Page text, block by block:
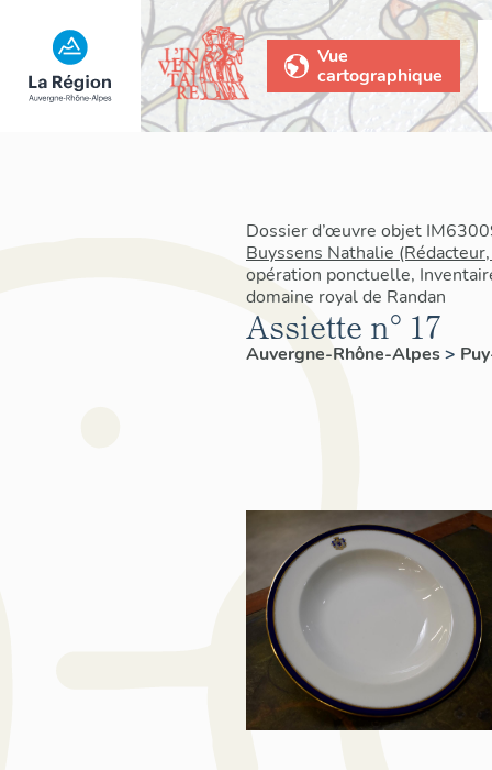
Vue
cartographique
Dossier d’œuvre objet
Buyssens Nathalie
opération ponctuelle,
domaine royal de Randan
Assiette n° 17
Auvergne-Rhône-Alpes>